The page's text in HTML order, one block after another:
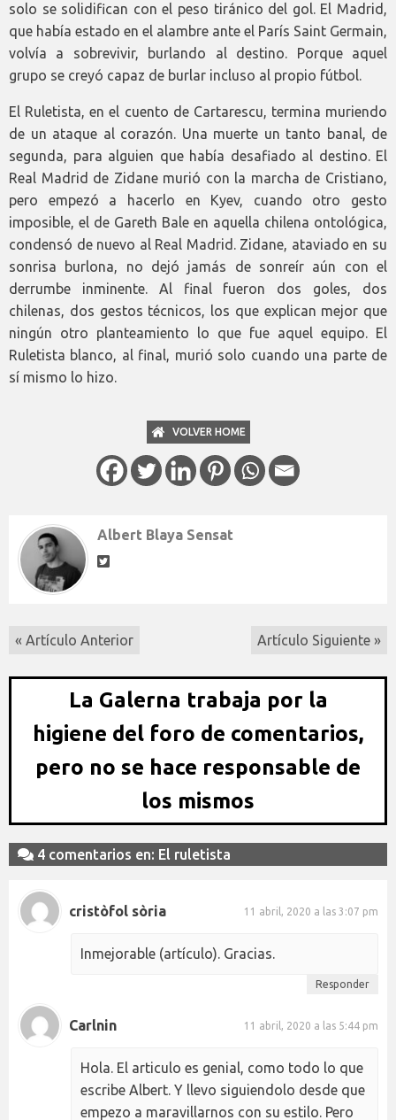
solo se solidifican con el peso tiránico del gol. El Madrid,
que había estado en el alambre ante el París Saint Germain,
volvía a sobrevivir, burlando al destino. Porque aquel
grupo se creyó capaz de burlar incluso al propio fútbol.
El Ruletista, en el cuento de Cartarescu, termina muriendo
de un ataque al corazón. Una muerte un tanto banal, de
segunda, para alguien que había desafiado al destino. El
Real Madrid de Zidane murió con la marcha de Cristiano,
pero empezó a hacerlo en Kyev, cuando otro gesto
imposible, el de Gareth Bale en aquella chilena ontológica,
condensó de nuevo al Real Madrid. Zidane, ataviado en su
sonrisa burlona, no dejó jamás de sonreír aún con el
derrumbe inminente. Al final fueron dos goles, dos
chilenas, dos gestos técnicos, los que explican mejor que
ningún otro planteamiento lo que fue aquel equipo. El
Ruletista blanco, al final, murió solo cuando una parte de
sí mismo lo hizo.
VOLVER HOME
Albert Blaya Sensat
« Artículo Anterior Artículo Siguiente »
La Galerna trabaja por la
higiene del foro de comentarios,
pero no se hace responsable de
los mismos
4 comentarios en: El ruletista
cristòfol sòria 11 abril, 2020 a las 3:07 pm
Inmejorable (artículo). Gracias.
Responder
Carlnin 11 abril, 2020 a las 5:44 pm
Hola. El articulo es genial, como todo lo que
escribe Albert. Y llevo siguiendolo desde que
empezo a maravillarnos con su estilo. Pero